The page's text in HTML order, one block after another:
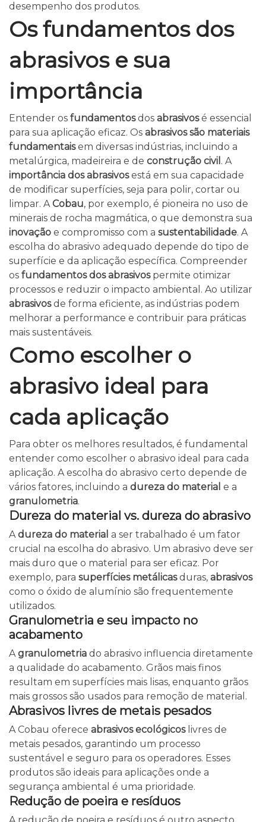
desempenho dos produtos.
Os fundamentos dos
abrasivos e sua
importância
Entender os fundamentosdos abrasivosé essencial
para sua aplicação eficaz. Os abrasivos são materiais
fundamentaisem diversas indústrias, incluindo a
metalúrgica, madeireira e de construção civil . A
importância dos abrasivosestá em sua capacidade
de modificar superfícies, seja para polir, cortar ou
limpar. ACobau, por exemplo, é pioneira no uso de
minerais de rocha magmática, o que demonstra sua
inovação e compromisso com a sustentabilidade. A
escolha do abrasivo adequado depende do tipo de
superfície e da aplicação específica. Compreender
os fundamentos dos abrasivospermite otimizar
processos e reduzir o impacto ambiental. Ao utilizar
abrasivosde forma eficiente, as indústrias podem
melhorar a performance e contribuir para práticas
mais sustentáveis.
Como escolher o
abrasivo ideal para
cada aplicação
Para obter os melhores resultados, é fundamental
entender como escolher o abrasivo ideal para cada
aplicação. A escolha do abrasivo certo depende de
vários fatores, incluindo a dureza do material e a
granulometria.
Dureza do material vs. dureza do abrasivo
Adureza do material a ser trabalhado é um fator
crucial na escolha do abrasivo. Um abrasivo deve ser
mais duro que o material para ser eficaz. Por
exemplo, para superfícies metálicasduras, abrasivos
como o óxido de alumínio são frequentemente
utilizados.
Granulometria e seu impacto no
acabamento
Agranulometria do abrasivo influencia diretamente
a qualidade do acabamento. Grãos mais finos
resultam em superfícies mais lisas, enquanto grãos
mais grossos são usados para remoção de material.
Abrasivos livres de metais pesados
A Cobau oferece abrasivos ecológicoslivres de
metais pesados, garantindo um processo
sustentável e seguro para os operadores. Esses
produtos são ideais para aplicações onde a
segurança ambiental é uma prioridade.
Redução de poeira e resíduos